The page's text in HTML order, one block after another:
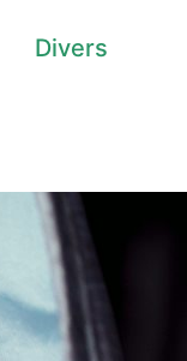
Divers